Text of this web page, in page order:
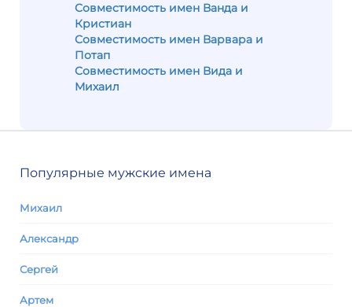
Совместимость имен Ванда и
Кристиан
Совместимость имен Варвара и
Потап
Совместимость имен Вида и
Михаил
Популярные мужские имена
Михаил
Александр
Сергей
Артем